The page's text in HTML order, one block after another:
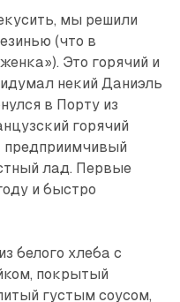
мы решили
(что в
Это горячий и
некий Даниэль
в Порту из
горячий
предприимчивый
лад. Первые
и быстро
белого хлеба с
покрытый
густым соусом,